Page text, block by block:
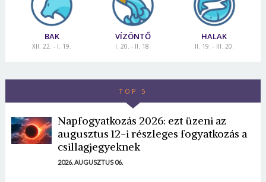
BAK
XII. 22. - I. 19.
VÍZÖNTŐ
I. 20. - II. 18.
HALAK
II. 19. - III. 20.
TOP 5
Napfogyatkozás 2026: ezt üzeni az
augusztus 12-i részleges fogyatkozás a
csillagjegyeknek
2026. AUGUSZTUS 06.